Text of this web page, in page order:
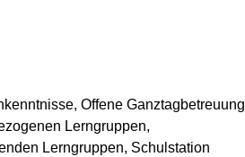
Offene Ganztagbetreuung
Lerngruppen,
Lerngruppen, Schulstation